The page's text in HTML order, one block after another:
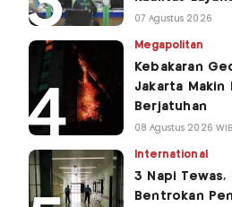
07 Agustus 2026
Megapolitan
Kebakaran
Jakarta Makin
Berjatuhan
08 Agustus 2026 WIB
International
3 Napi Tewas,
Bentrokan